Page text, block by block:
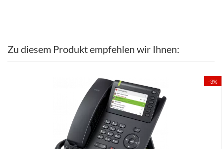
Zu diesem Produkt empfehlen wir Ihnen:
-3%